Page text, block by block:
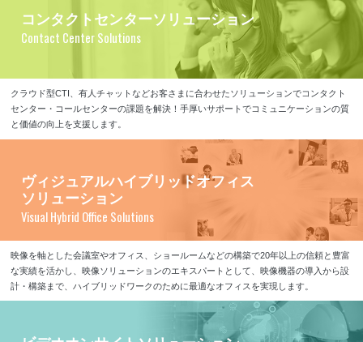
コンタクトセンターソリューション
Contact Center Solutions
クラウド型CTI、有人チャットなどお客さまに合わせたソリューションでコンタクト
センター・コールセンターの課題を解決！手厚いサポートでコミュニケーションの質
と価値の向上を支援します。
ヴィジュアルハイブリッドオフィス
ソリューション
Visual Hybrid Office Solutions
映像を軸とした会議室やオフィス、ショールームなどの構築で20年以上の信頼と豊富
な実績を活かし、映像ソリューションのエキスパートとして、映像機器の導入から設
計・構築まで、ハイブリッドワークのために最適なオフィスを実現します。